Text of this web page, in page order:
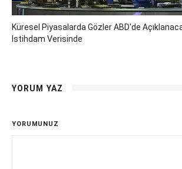
Küresel Piyasalarda Gözler ABD'de
Istihdam Verisinde
YORUM YAZ
YORUMUNUZ